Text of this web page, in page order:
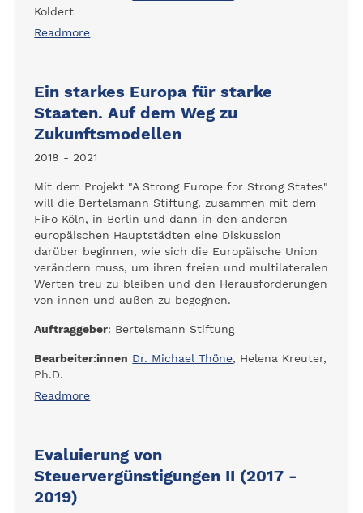
Koldert
Readmore
Ein starkes Europa für starke
Staaten. Auf dem Weg zu
Zukunftsmodellen
2018 - 2021
Mit dem Projekt "A Strong Europe for Strong States"
will die Bertelsmann Stiftung, zusammen mit dem
FiFo Köln, in Berlin und dann in den anderen
europäischen Hauptstädten eine Diskussion
darüber beginnen, wie sich die Europäische Union
verändern muss, um ihren freien und multilateralen
Werten treu zu bleiben und den Herausforderungen
von innen und außen zu begegnen.
Auftraggeber: Bertelsmann Stiftung
Bearbeiter:innen Dr. Michael Thöne, Helena Kreuter,
Ph.D.
Readmore
Evaluierung von
Steuervergünstigungen II (2017 -
2019)